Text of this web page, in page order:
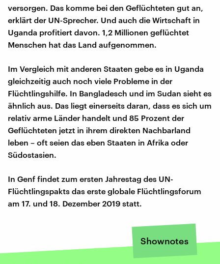
versorgen. Das komme bei den Geflüchteten gut an,
erklärt der UN-Sprecher. Und auch die Wirtschaft in
Uganda profitiert davon. 1,2 Millionen geflüchtet
Menschen hat das Land aufgenommen.
Im Vergleich mit anderen Staaten gebe es in Uganda
gleichzeitig auch noch viele Probleme in der
Flüchtlingshilfe. In Bangladesch und im Sudan sieht es
ähnlich aus. Das liegt einerseits daran, dass es sich um
relativ arme Länder handelt und 85 Prozent der
Geflüchteten jetzt in ihrem direkten Nachbarland
leben – oft seien das eben Staaten in Afrika oder
Südostasien.
In Genf findet zum ersten Jahrestag des UN-
Flüchtlingspakts das erste globale Flüchtlingsforum
am 17. und 18. Dezember 2019 statt.
Shownotes